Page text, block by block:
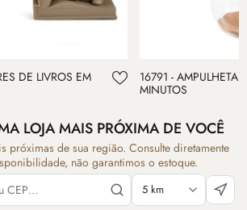
DE LIVROS EM
16791 - AMPULHETA
MINUTOS
LOJA MAIS PRÓXIMA DE VOCÊ
próximas de sua região. Consulte diretamente
não garantimos o estoque.